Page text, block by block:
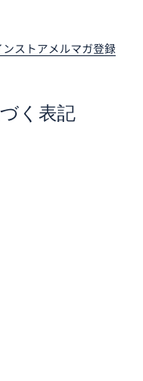
ストアメルマガ登録
く表記